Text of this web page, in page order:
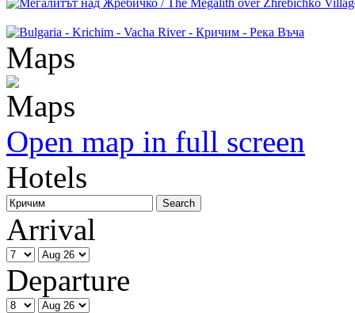
Maps
Open map in full screen
Hotels
Arrival
Departure